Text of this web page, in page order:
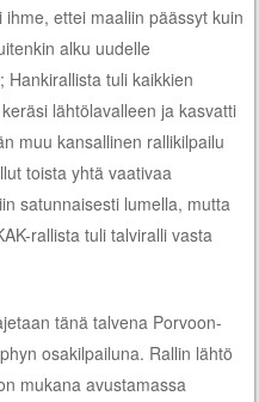
ettei maaliin päässyt kuin
alku uudelle
tuli kaikkien
lähtölavalleen ja kasvatti
muu kansallinen rallikilpailu
toista yhtä vaativaa
satunnaisesti lumella, mutta
rallista tuli talviralli vasta
tänä talvena Porvoon-
osakilpailuna. Rallin lähtö
mukana avustamassa